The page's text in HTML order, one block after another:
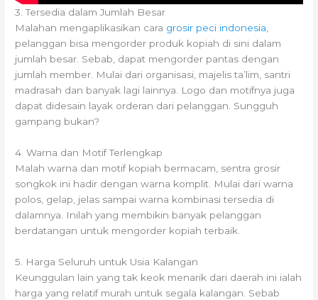
3. Tersedia dalam Jumlah Besar
Malahan mengaplikasikan cara grosir peci indonesia,
pelanggan bisa mengorder produk kopiah di sini dalam
jumlah besar. Sebab, dapat mengorder pantas dengan
jumlah member. Mulai dari organisasi, majelis ta’lim, santri
madrasah dan banyak lagi lainnya. Logo dan motifnya juga
dapat didesain layak orderan dari pelanggan. Sungguh
gampang bukan?
4. Warna dan Motif Terlengkap
Malah warna dan motif kopiah bermacam, sentra grosir
songkok ini hadir dengan warna komplit. Mulai dari warna
polos, gelap, jelas sampai warna kombinasi tersedia di
dalamnya. Inilah yang membikin banyak pelanggan
berdatangan untuk mengorder kopiah terbaik.
5. Harga Seluruh untuk Usia Kalangan
Keunggulan lain yang tak keok menarik dari daerah ini ialah
harga yang relatif murah untuk segala kalangan. Sebab